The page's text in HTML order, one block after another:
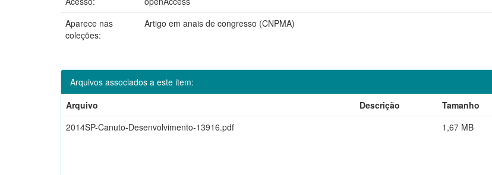
Aparece nas
coleções:
Artigo em anais de congresso (CNPMA)
Arquivos associados a este item:
Arquivo
Descrição Tamanho
2014SP-Canuto-Desenvolvimento-13916.pdf
1,67 MB